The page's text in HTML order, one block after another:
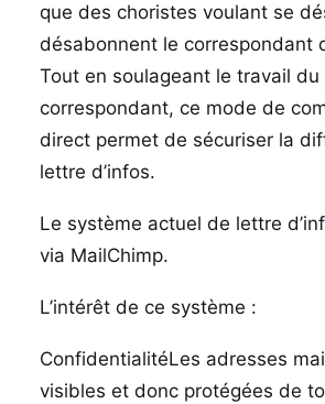
que des choristes voulant se
désabonnent le correspondant
Tout en soulageant le travail du
correspondant, ce mode de
direct permet de sécuriser la
lettre d’infos.
Le système actuel de lettre
via MailChimp.
L’intérêt de ce système :
ConfidentialitéLes adresses
visibles et donc protégées de